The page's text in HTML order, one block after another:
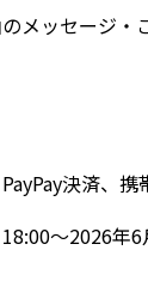
メッセージ・
決済、
～2026年